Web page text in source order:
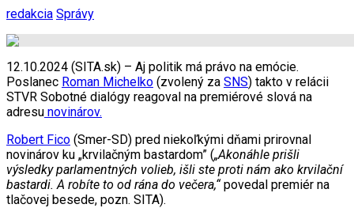
redakcia Správy
12.10.2024 (SITA.sk) – Aj politik má právo na emócie.
Poslanec Roman Michelko (zvolený za SNS) takto v relácii
STVR Sobotné dialógy reagoval na premiérové slová na
adresu novinárov.
Robert Fico (Smer-SD) pred niekoľkými dňami prirovnal
novinárov ku „krvilačným bastardom” („Akonáhle prišli
výsledky parlamentných volieb, išli ste proti nám ako krvilační
bastardi. A robíte to od rána do večera,“povedal premiér na
tlačovej besede, pozn. SITA).